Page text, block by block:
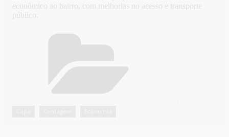
econômico ao bairro, com melhorias no acesso e transporte
público.